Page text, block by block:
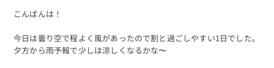
こんばんは！
今日は曇り空で程よく風があったので割と過ごしやすい1日でした。
夕方から雨予報で少しは涼しくなるかな〜